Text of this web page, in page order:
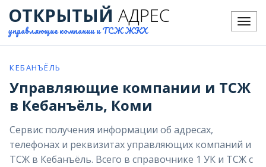
Меню
ОТКРЫТЫЙ АДРЕС
управляющие компании и ТСЖ ЖКХ
КЕБАНЪЁЛЬ
Управляющие компании и ТСЖ
в Кебанъёль, Коми
Сервис получения информации об адресах,
телефонах и реквизитах управляющих компаний и
ТСЖ в Кебанъёль. Всего в справочнике 1 УК и ТСЖ с